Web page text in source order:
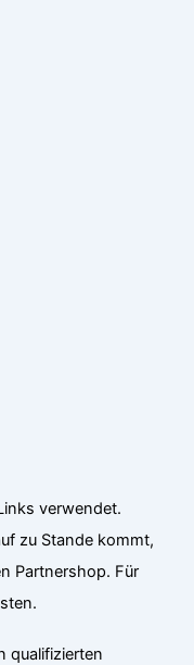
verwendet.
zu Stande kommt,
Partnershop. Für
qualifizierten